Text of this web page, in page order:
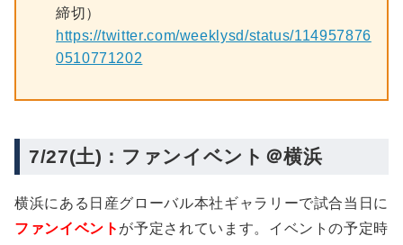
締切）
https://twitter.com/weeklysd/status/114957876
0510771202
7/27(土)：ファンイベント＠横浜
横浜にある日産グローバル本社ギャラリーで試合当日に
ファンイベント が予定されています。イベントの予定時